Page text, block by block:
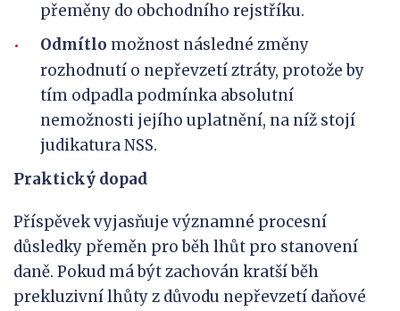
přeměny do obchodního rejstříku.
Odmítlo možnost následné změny
rozhodnutí o nepřevzetí ztráty, protože by
tím odpadla podmínka absolutní
nemožnosti jejího uplatnění, na níž stojí
judikatura NSS.
Praktický dopad
Příspěvek vyjasňuje významné procesní
důsledky přeměn pro běh lhůt pro stanovení
daně. Pokud má být zachován kratší běh
prekluzivní lhůty z důvodu nepřevzetí daňové